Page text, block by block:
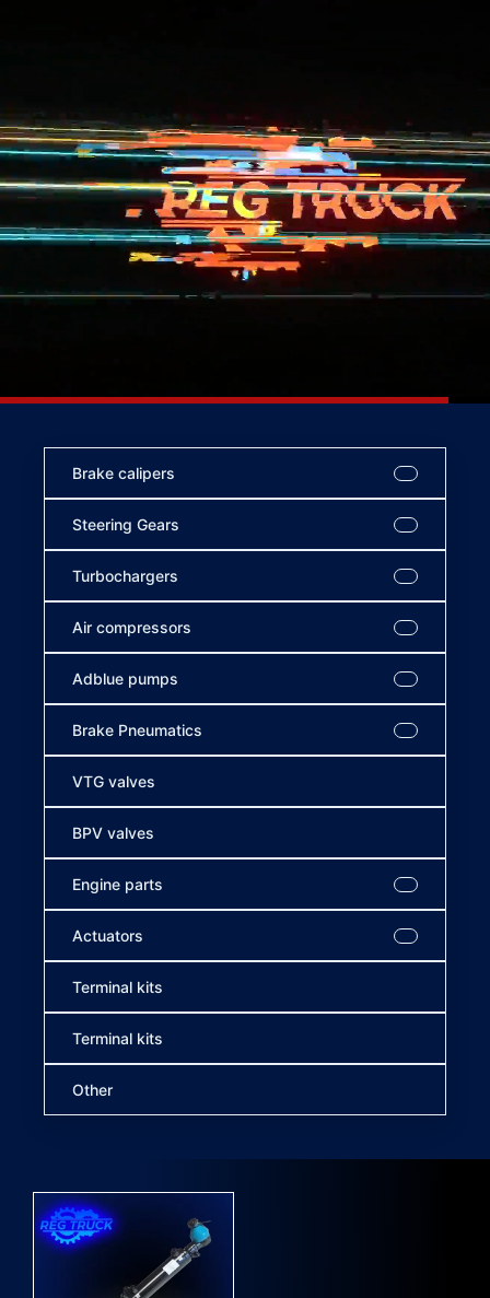
Brake calipers
Steering Gears
Turbochargers
Air compressors
Adblue pumps
Brake Pneumatics
VTG valves
BPV valves
Engine parts
Actuators
Terminal kits
Terminal kits
Other